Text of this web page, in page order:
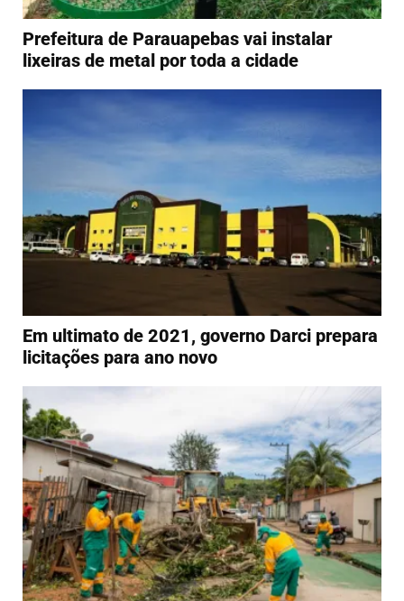
Prefeitura de Parauapebas vai instalar
lixeiras de metal por toda a cidade
Em ultimato de 2021, governo Darci prepara
licitações para ano novo